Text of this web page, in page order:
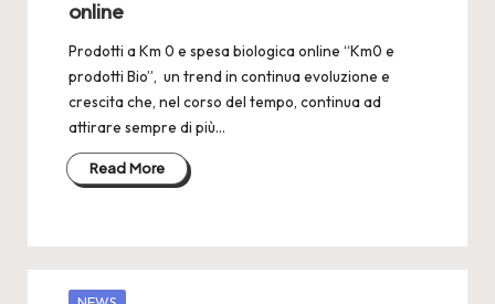
online
Prodotti a Km 0 e spesa biologica online “Km0 e
prodotti Bio”, un trend in continua evoluzione e
crescita che, nel corso del tempo, continua ad
attirare sempre di più…
Read More